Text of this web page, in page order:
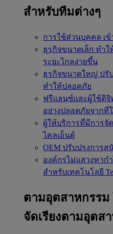
สำหรับทีมต่างๆ
การใช้ส่วนบุคคล เ
ธุรกิจขนาดเล็ก ทำใ
ระยะไกลง่ายขึ้น
ธุรกิจขนาดใหญ่ ปรั
ทำให้ปลอดภัย
ฟรีแลนซ์และผู้ใช้ดิ
อย่างปลอดภัยจากที่
ผู้ให้บริการที่มีการจั
ไคลเอ็นต์
OEM ปรับปรุงการส
องค์กรไม่แสวงหาก
สำหรับเทคโนโลยี
ตามอุตสาหกรรม
จัดเรียงตามอุตส